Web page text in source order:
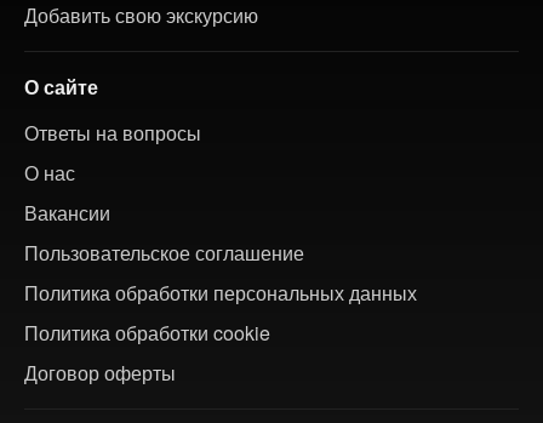
Добавить свою экскурсию
О сайте
Ответы на вопросы
О нас
Вакансии
Пользовательское соглашение
Политика обработки персональных данных
Политика обработки cookie
Договор оферты